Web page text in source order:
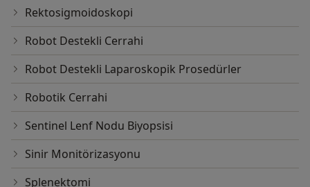
Rektosigmoidoskopi
Robot Destekli Cerrahi
Robot Destekli Laparoskopik Prosedürler
Robotik Cerrahi
Sentinel Lenf Nodu Biyopsisi
Sinir Monitörizasyonu
Splenektomi